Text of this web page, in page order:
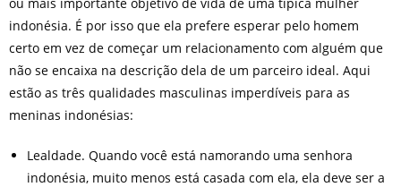
indonésia. É por isso que ela prefere esperar pelo homem
certo em vez de começar um relacionamento com alguém que
não se encaixa na descrição dela de um parceiro ideal. Aqui
estão as três qualidades masculinas imperdíveis para as
meninas indonésias:
Lealdade. Quando você está namorando uma senhora
indonésia, muito menos está casada com ela, ela deve ser a